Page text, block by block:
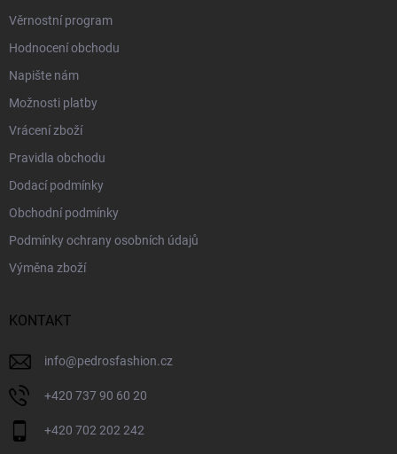
Věrnostní program
Hodnocení obchodu
Napište nám
Možnosti platby
Vrácení zboží
Pravidla obchodu
Dodací podmínky
Obchodní podmínky
Podmínky ochrany osobních údajů
Výměna zboží
KONTAKT
info@pedrosfashion.cz
+420 737 90 60 20
+420 702 202 242